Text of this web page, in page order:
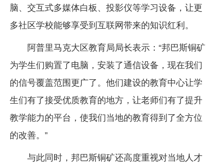
脑、交互式多媒体白板、投影仪等学习设备，让更
多社区学校能够享受到互联网带来的知识红利。
阿普里马克大区教育局局长表示：“邦巴斯铜矿
为学生们购置了电脑，安装了通信设备，现在我们
的信号覆盖范围更广了。他们建设的教育中心让学
生们有了接受优质教育的地方，让老师们有了提升
教学能力的平台，使我们当地的教育得到了全方位
的改善。”
与此同时，邦巴斯铜矿还高度重视对当地人才